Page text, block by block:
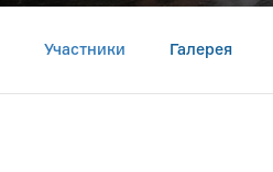
Участники Галерея